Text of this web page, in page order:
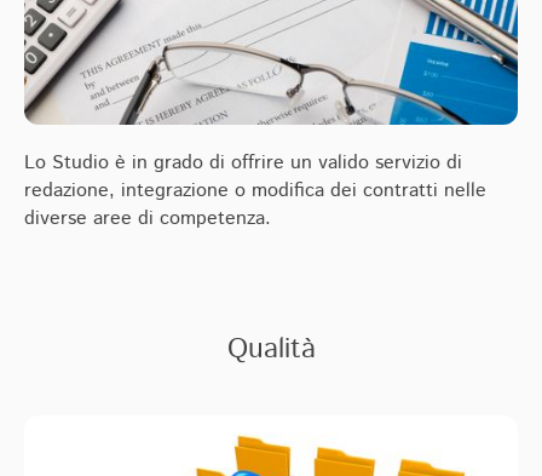
Lo Studio è in grado di offrire un valido servizio di
redazione, integrazione o modifica dei contratti nelle
diverse aree di competenza.
Qualità